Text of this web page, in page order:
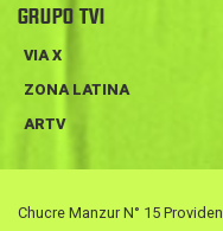
GRUPO TVI
VIA X
ZONA LATINA
ARTV
Chucre Manzur N° 15